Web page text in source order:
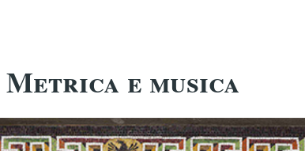
Metrica e musica